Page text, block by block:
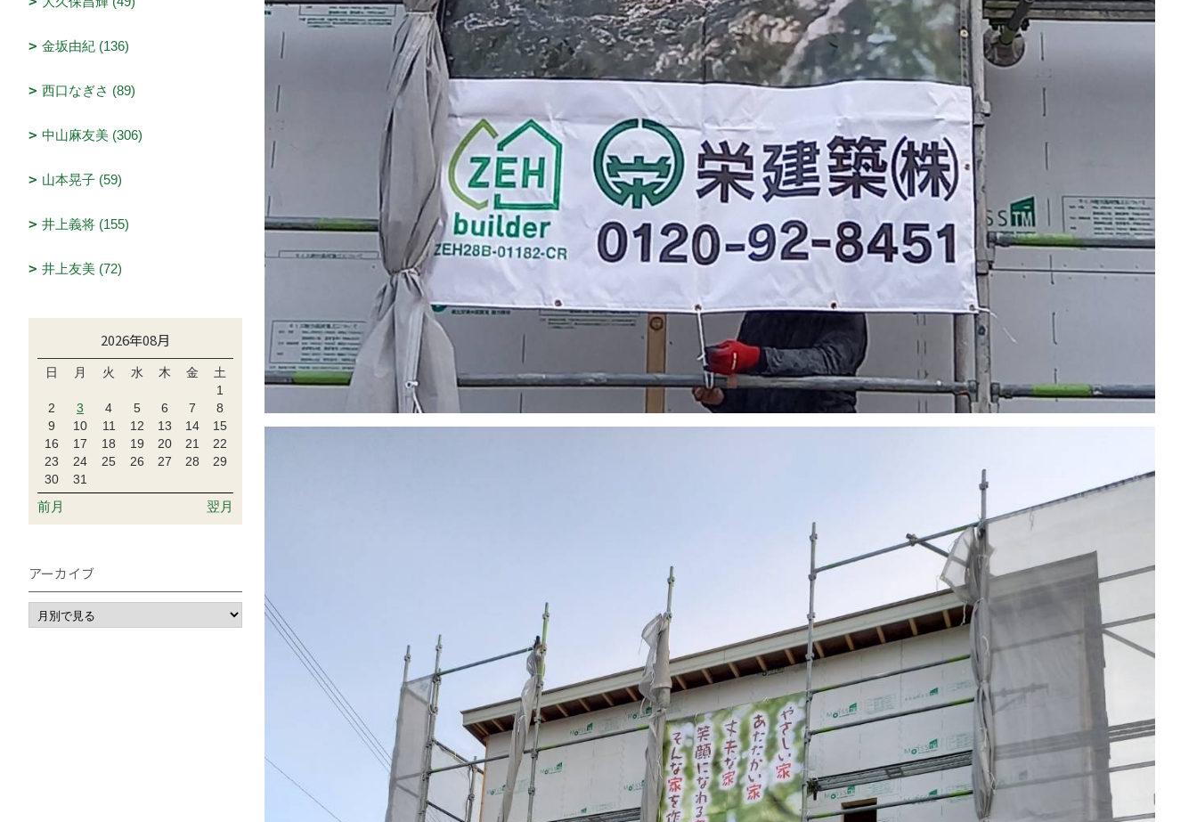
金坂由紀 (136)
西口なぎさ (89)
中山麻友美 (306)
山本晃子 (59)
井上義将 (155)
井上友美 (72)
2026年08月
日 月 火 水 木 金
土
1
2
3 4 5 6 7
8
9
10 11 12 13 14
15
16
17 18 19 20 21
22
23
24 25 26 27 28
29
30
31
前月 翌月
アーカイブ